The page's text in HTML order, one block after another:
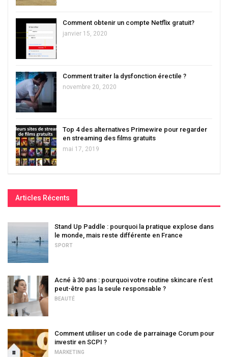
Comment obtenir un compte Netflix gratuit?
janvier 15, 2020
Comment traiter la dysfonction érectile ?
novembre 20, 2020
Top 4 des alternatives Primewire pour regarder
en streaming des films gratuits
mai 17, 2019
Articles Récents
Stand Up Paddle : pourquoi la pratique explose dans
le monde, mais reste différente en France
SPORT
Acné à 30 ans : pourquoi votre routine skincare n’est
peut-être pas la seule responsable ?
BEAUTÉ
Comment utiliser un code de parrainage Corum pour
investir en SCPI ?
MARKETING